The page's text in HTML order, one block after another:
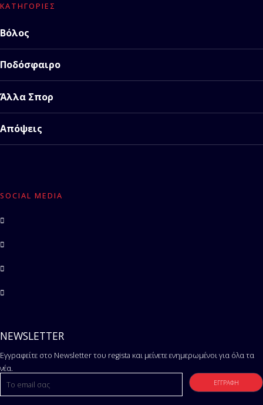
ΚΑΤΗΓΟΡΊΕΣ
Βόλος
Ποδόσφαιρο
Άλλα Σπορ
Απόψεις
SOCIAL MEDIA
NEWSLETTER
Εγγραφείτε στο Newsletter του regista και μείνετε ενημερωμένοι για όλα τα
νέα.